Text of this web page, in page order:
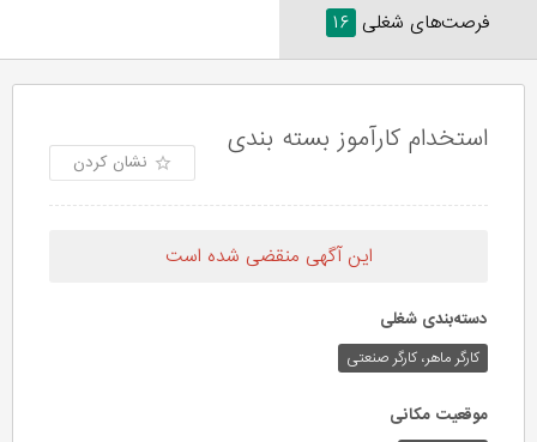
فرصت‌های شغلی ۱۶
استخدام کارآموز بسته بندی
نشان کردن
این آگهی منقضی شده است
دسته‌بندی شغلی
کارگر ماهر، کارگر صنعتی
موقعیت مکانی